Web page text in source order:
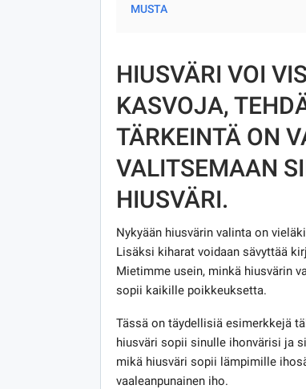
MUSTA
HIUSVÄRI VOI
KASVOJA,
TÄRKEINTÄ ON
VALITSEMAAN
HIUSVÄRI.
Nykyään hiusvärin valinta on
Lisäksi kiharat voidaan sävyttää
Mietimme usein, minkä hiusvärin
sopii kaikille poikkeuksetta.
Tässä on täydellisiä esimerkkejä
hiusväri sopii sinulle ihonvärisi ja
mikä hiusväri sopii lämpimille
vaaleanpunainen iho.